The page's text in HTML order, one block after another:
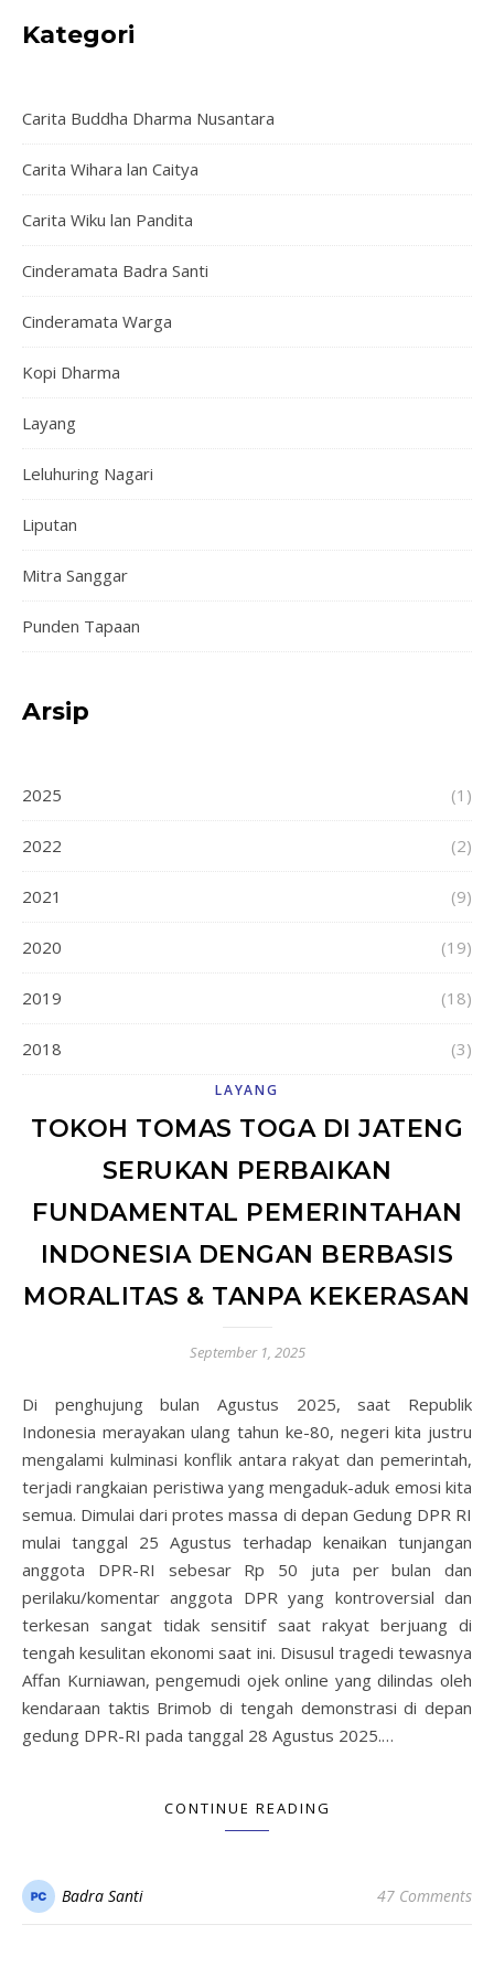
Kategori
Carita Buddha Dharma Nusantara
Carita Wihara lan Caitya
Carita Wiku lan Pandita
Cinderamata Badra Santi
Cinderamata Warga
Kopi Dharma
Layang
Leluhuring Nagari
Liputan
Mitra Sanggar
Punden Tapaan
Arsip
2025 (1)
2022 (2)
2021 (9)
2020 (19)
2019 (18)
2018 (3)
LAYANG
TOKOH TOMAS TOGA DI JATENG
SERUKAN PERBAIKAN
FUNDAMENTAL PEMERINTAHAN
INDONESIA DENGAN BERBASIS
MORALITAS & TANPA KEKERASAN
September 1, 2025
Di penghujung bulan Agustus 2025, saat Republik
Indonesia merayakan ulang tahun ke-80, negeri kita justru
mengalami kulminasi konflik antara rakyat dan pemerintah,
terjadi rangkaian peristiwa yang mengaduk-aduk emosi kita
semua. Dimulai dari protes massa di depan Gedung DPR RI
mulai tanggal 25 Agustus terhadap kenaikan tunjangan
anggota DPR-RI sebesar Rp 50 juta per bulan dan
perilaku/komentar anggota DPR yang kontroversial dan
terkesan sangat tidak sensitif saat rakyat berjuang di
tengah kesulitan ekonomi saat ini. Disusul tragedi tewasnya
Affan Kurniawan, pengemudi ojek online yang dilindas oleh
kendaraan taktis Brimob di tengah demonstrasi di depan
gedung DPR-RI pada tanggal 28 Agustus 2025.…
CONTINUE READING
Badra Santi 47 Comments